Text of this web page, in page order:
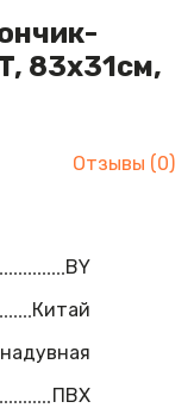
83х31см,
Отзывы (0)
BY
Китай
ПВХ